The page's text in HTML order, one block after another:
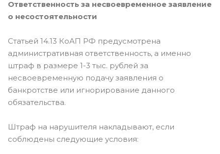
Ответственность за несвоевременное заявление
о несостоятельности
Статьей 14.13 КоАП РФ предусмотрена
административная ответственность, а именно
штраф в размере 1-3 тыс. рублей за
несвоевременную подачу заявления о
банкротстве или игнорирование данного
обязательства.
Штраф на нарушителя накладывают, если
соблюдены следующие условия: